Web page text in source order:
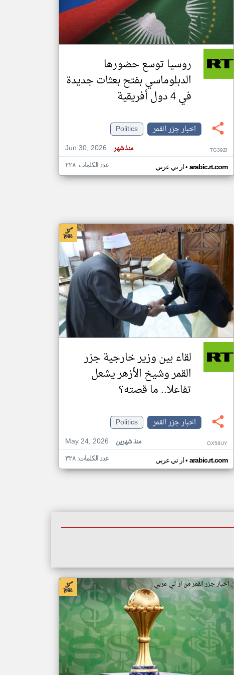
تغيير الدولة
اخبار جزر القمر على مدار الساعة
أهم اخبار جزر القمر العاجلة والمباشرة
روسيا توسع حضورها
الدبلوماسي بفتح بعثات جديدة
في 4 دول أفريقية
اخبار جزر القمر
Politics
Jun 30, 2026
منذ شهر TG39ZI
ار تي عربي• arabic.rt.com عدد الكلمات: ٢٢٨
اخبار جزر القمر من ار تي عربي
لقاء بين وزير خارجية جزر
القمر وشيخ الأزهر يشعل
تفاعلا.. ما قصته؟
اخبار جزر القمر
Politics
May 24, 2026
منذ شهرين OX58UY
ار تي عربي• arabic.rt.com عدد الكلمات: ٣٢٨
اخبار جزر القمر من ار تي عربي
klyoum.com